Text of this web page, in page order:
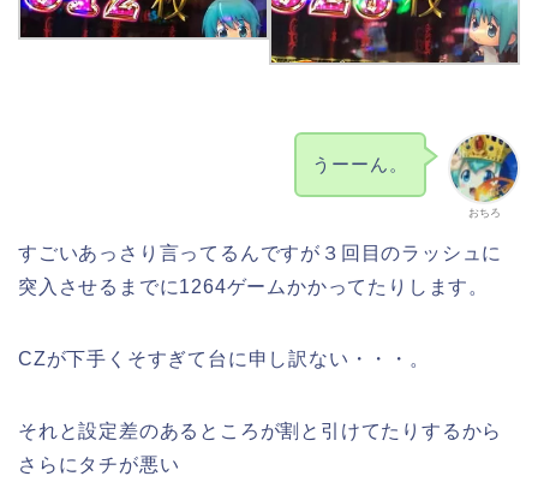
おちろ
うーーん。
すごいあっさり言ってるんですが３回目のラッシュに
突入させるまでに1264ゲームかかってたりします。
CZが下手くそすぎて台に申し訳ない・・・。
それと設定差のあるところが割と引けてたりするから
さらにタチが悪い